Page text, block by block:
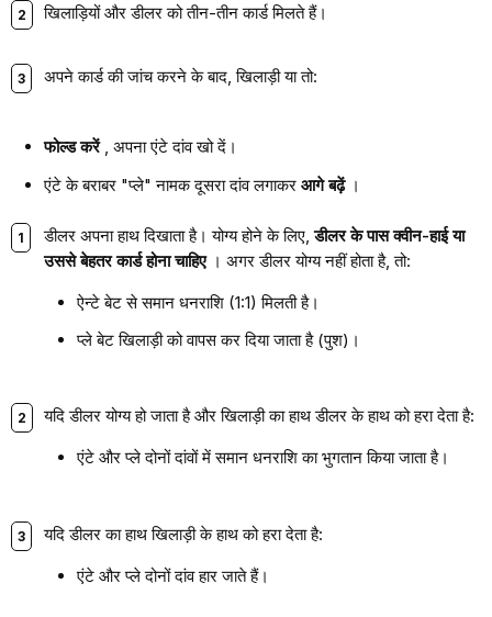
खिलाड़ियों और डीलर को तीन-तीन कार्ड मिलते हैं।
अपने कार्ड की जांच करने के बाद, खिलाड़ी या तो:
फोल्ड करें, अपना एंटे दांव खो दें।
एंटे के बराबर "प्ले" नामक दूसरा दांव लगाकर आगे बढ़ें।
डीलर अपना हाथ दिखाता है। योग्य होने के लिए,डीलर के पास क्वीन-हाई या
उससे बेहतर कार्ड होना चाहिए। अगर डीलर योग्य नहीं होता है, तो:
ऐन्टे बेट से समान धनराशि (1:1) मिलती है।
प्ले बेट खिलाड़ी को वापस कर दिया जाता है (पुश)।
यदि डीलर योग्य हो जाता है और खिलाड़ी का हाथ डीलर के हाथ को हरा देता है:
एंटे और प्ले दोनों दांवों में समान धनराशि का भुगतान किया जाता है।
यदि डीलर का हाथ खिलाड़ी के हाथ को हरा देता है:
एंटे और प्ले दोनों दांव हार जाते हैं।